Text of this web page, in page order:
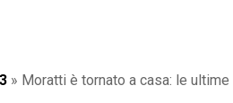
» Moratti è tornato a casa: le